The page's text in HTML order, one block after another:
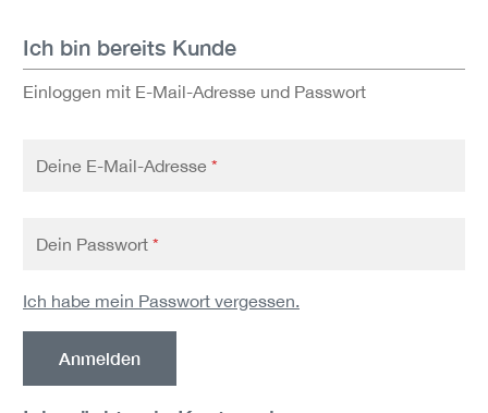
Ich bin bereits Kunde
Einloggen mit E-Mail-Adresse und Passwort
Deine E-Mail-Adresse *
Dein Passwort *
Ich habe mein Passwort vergessen.
Anmelden